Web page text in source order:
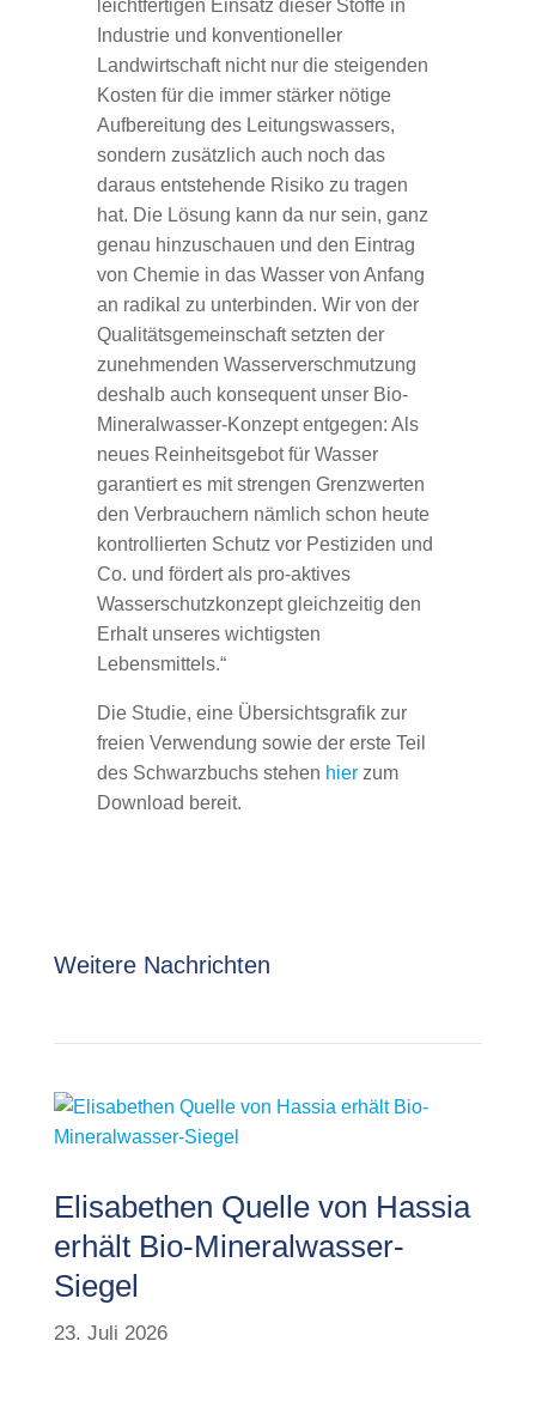
leichtfertigen Einsatz dieser Stoffe in
Industrie und konventioneller
Landwirtschaft nicht nur die steigenden
Kosten für die immer stärker nötige
Aufbereitung des Leitungswassers,
sondern zusätzlich auch noch das
daraus entstehende Risiko zu tragen
hat. Die Lösung kann da nur sein, ganz
genau hinzuschauen und den Eintrag
von Chemie in das Wasser von Anfang
an radikal zu unterbinden. Wir von der
Qualitätsgemeinschaft setzten der
zunehmenden Wasserverschmutzung
deshalb auch konsequent unser Bio-
Mineralwasser-Konzept entgegen: Als
neues Reinheitsgebot für Wasser
garantiert es mit strengen Grenzwerten
den Verbrauchern nämlich schon heute
kontrollierten Schutz vor Pestiziden und
Co. und fördert als pro-aktives
Wasserschutzkonzept gleichzeitig den
Erhalt unseres wichtigsten
Lebensmittels.“
Die Studie, eine Übersichtsgrafik zur
freien Verwendung sowie der erste Teil
des Schwarzbuchs stehen hierzum
Download bereit.
Weitere Nachrichten
Elisabethen Quelle von Hassia
erhält Bio-Mineralwasser-
Siegel
23. Juli 2026